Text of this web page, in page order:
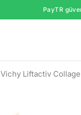
PayTR
Vichy Liftactiv